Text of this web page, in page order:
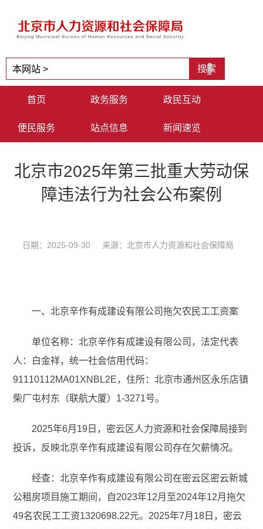
首页 政务服务 政民互动
便民服务 站点信息 新闻速览
北京市2025年第三批重大劳动保
障违法行为社会公布案例
日期：2025-09-30 来源：北京市人力资源和社会保障局
一、北京辛作有成建设有限公司拖欠农民工工资案
单位名称：北京辛作有成建设有限公司，法定代表
人：白金祥，统一社会信用代码：
91110112MA01XNBL2E，住所：北京市通州区永乐店镇
柴厂屯村东（联航大厦）1-3271号。
2025年6月19日，密云区人力资源和社会保障局接到
投诉，反映北京辛作有成建设有限公司存在欠薪情况。
经查：北京辛作有成建设有限公司在密云区密云新城
公租房项目施工期间，自2023年12月至2024年12月拖欠
49名农民工工资1320698.22元。2025年7月18日，密云